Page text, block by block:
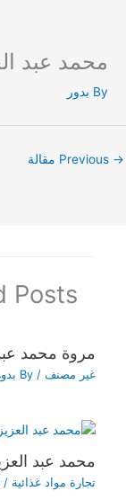
content
محمد عبد
By بدور
→
Posts
مروة محمد
غير مصنف / By بدور
محمد عبد
تجارة مواد غذائية / By